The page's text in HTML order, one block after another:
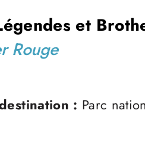
et
Rouge
: Parc